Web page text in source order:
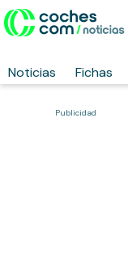
Noticias Fichas
Publicidad